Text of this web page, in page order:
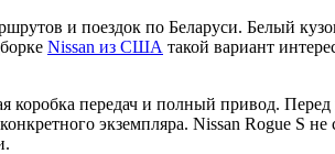
и поездок по Беларуси. Белый
Nissan из США такой вариант
передач и полный привод.
экземпляра. Nissan Rogue S